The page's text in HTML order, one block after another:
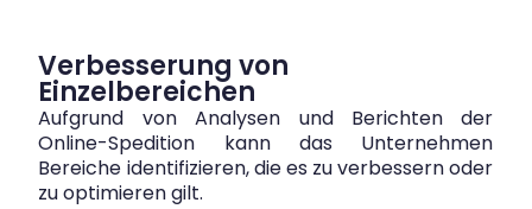
Verbesserung von
Einzelbereichen
Aufgrund von Analysen und Berichten der
Online-Spedition kann das Unternehmen
Bereiche identifizieren, die es zu verbessern oder
zu optimieren gilt.